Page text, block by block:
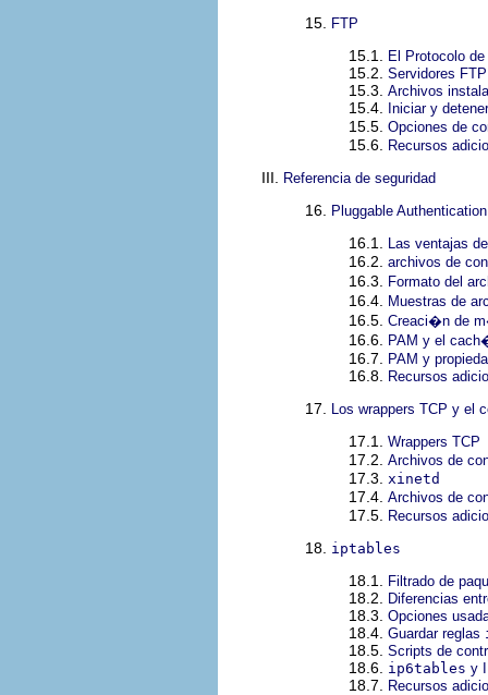
15. FTP
15.1. El Protocolo
15.2. Servidores FTP
15.3. Archivos
15.4. Iniciar y
15.5. Opciones de
15.6. Recursos
III. Referencia de seguridad
16. Pluggable
16.1. Las ventajas
16.2. archivos de
16.3. Formato del
16.4. Muestras de
16.5. Creaci�n de
16.6. PAM y el
16.7. PAM y
16.8. Recursos
17. Los wrappers TCP y el
17.1. Wrappers TCP
17.2. Archivos de
17.3. xinetd
17.4. Archivos de
17.5. Recursos
18. iptables
18.1. Filtrado de
18.2. Diferencias
18.3. Opciones
18.4. Guardar reglas
18.5. Scripts de
18.6. ip6tables y
18.7. Recursos